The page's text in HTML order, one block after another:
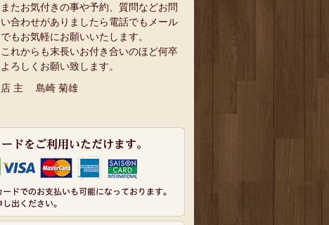
またお気付きの事や予約、質問などお問
い合わせがありましたら電話でもメール
でもお気軽にお願いいたします。
これからも末長いお付き合いのほど何卒
よろしくお願い致します。
店 主 島崎 菊雄